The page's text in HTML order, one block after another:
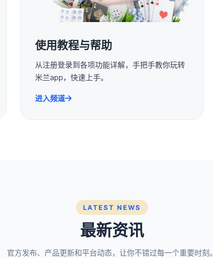
使用教程与帮助
从注册登录到各项功能详解，手把手教你玩转
米兰app，快速上手。
进入频道
LATEST NEWS
最新资讯
官方发布、产品更新和平台动态，让你不错过每一个重要时刻。